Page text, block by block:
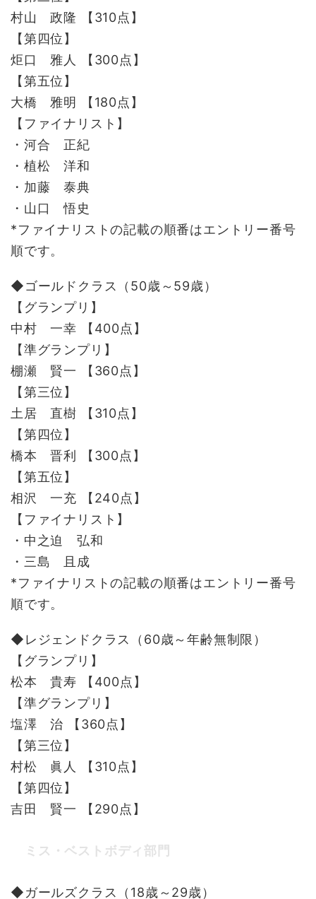
村山 政隆 【310点】
【第四位】
炬口 雅人 【300点】
【第五位】
大橋 雅明 【180点】
【ファイナリスト】
・河合 正紀
・植松 洋和
・加藤 泰典
・山口 悟史
*ファイナリストの記載の順番はエントリー番号
順です。
◆ゴールドクラス（50歳～59歳）
【グランプリ】
中村 一幸 【400点】
【準グランプリ】
棚瀬 賢一 【360点】
【第三位】
土居 直樹 【310点】
【第四位】
橋本 晋利 【300点】
【第五位】
相沢 一充 【240点】
【ファイナリスト】
・中之迫 弘和
・三島 且成
*ファイナリストの記載の順番はエントリー番号
順です。
◆レジェンドクラス（60歳～年齢無制限）
【グランプリ】
松本 貴寿 【400点】
【準グランプリ】
塩澤 治 【360点】
【第三位】
村松 眞人 【310点】
【第四位】
吉田 賢一 【290点】
ミス・ベストボディ部門
◆ガールズクラス（18歳～29歳）